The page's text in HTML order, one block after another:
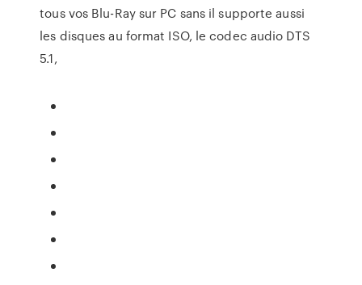
tous vos Blu-Ray sur PC sans il supporte aussi
les disques au format ISO, le codec audio DTS
5.1,